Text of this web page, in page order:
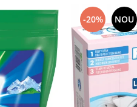
-20% NOU